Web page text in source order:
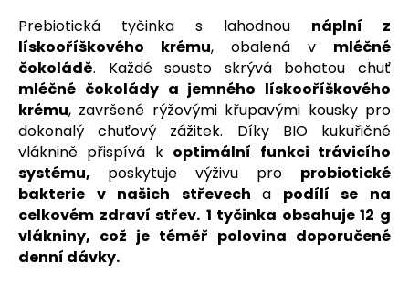
Prebiotická tyčinka s lahodnou náplní z
lískooříškového krému, obalená v mléčné
čokoládě. Každé sousto skrývá bohatou chuť
mléčné čokolády a jemného lískooříškového
krému, završené rýžovými křupavými kousky pro
dokonalý chuťový zážitek. Díky BIO kukuřičné
vláknině přispívá k optimální funkci trávicího
systému, poskytuje výživu pro probiotické
bakterie v našich střevecha podílí se na
celkovém zdraví střev. 1 tyčinka obsahuje 12 g
vlákniny, což je téměř polovina doporučené
denní dávky.
D
o
p
o
r
u
č
u
j
e
m